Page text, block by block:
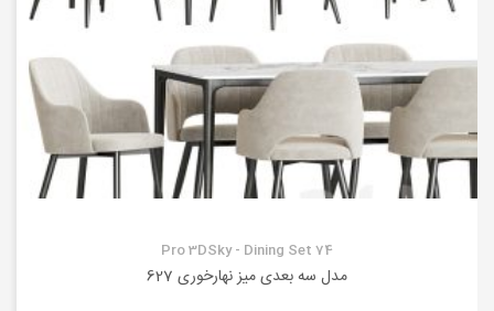
Pro 3DSky - Dining Set 74
مدل سه بعدی میز نهارخوری 627